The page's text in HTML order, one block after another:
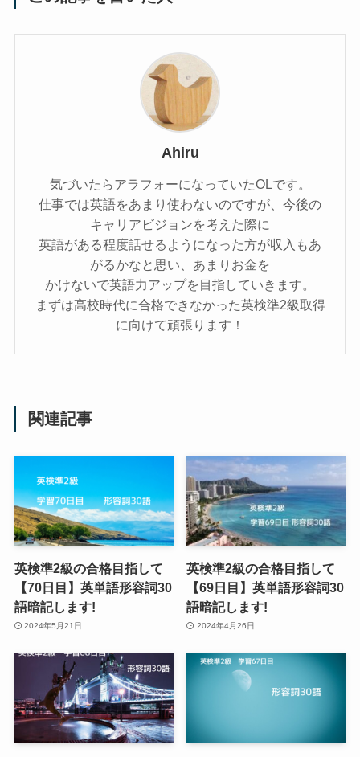
Ahiru
気づいたらアラフォーになっていたOLです。
仕事では英語をあまり使わないのですが、今後の
キャリアビジョンを考えた際に
英語がある程度話せるようになった方が収入もあ
がるかなと思い、あまりお金を
かけないで英語力アップを目指していきます。
まずは高校時代に合格できなかった英検準2級取得
に向けて頑張ります！
関連記事
英検準2級の合格目指して
【70日目】英単語形容詞30
語暗記します!
2024年5月21日
英検準2級の合格目指して
【69日目】英単語形容詞30
語暗記します!
2024年4月26日